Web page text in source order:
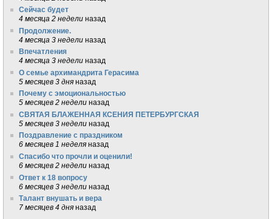
Сейчас будет
4 месяца 2 недели назад
Продолжение.
4 месяца 3 недели назад
Впечатления
4 месяца 3 недели назад
О семье архимандрита Герасима
5 месяцев 3 дня назад
Почему с эмоциональностью
5 месяцев 2 недели назад
СВЯТАЯ БЛАЖЕННАЯ КСЕНИЯ ПЕТЕРБУРГСКАЯ
5 месяцев 3 недели назад
Поздравление с праздником
6 месяцев 1 неделя назад
Спасибо что прочли и оценили!
6 месяцев 2 недели назад
Ответ к 18 вопросу
6 месяцев 3 недели назад
Талант внушать и вера
7 месяцев 4 дня назад